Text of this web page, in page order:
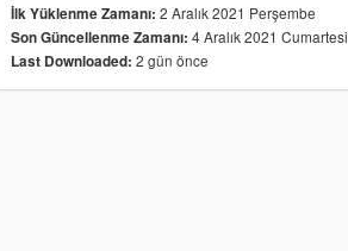
İlk Yüklenme Zamanı: 2 Aralık 2021 Perşembe
Son Güncellenme Zamanı: 4 Aralık 2021 Cumartesi
Last Downloaded: 2 gün önce